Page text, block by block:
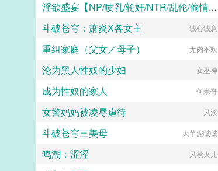
淫欲盛宴【NP/喷乳/轮奸/NTR/乱伦/偷情/换妻/迷奸】
水木生溪
斗破苍穹：萧炎X各女主 诚心诚意
重组家庭（父女／母子） 无肉不欢
沦为黑人性奴的少妇 女巫神
成为性奴的家人 何米奇
女警妈妈被凌辱虐待 风溪
斗破苍穹三美母 大芋泥啵啵
鸣潮：涩涩 风秋火儿